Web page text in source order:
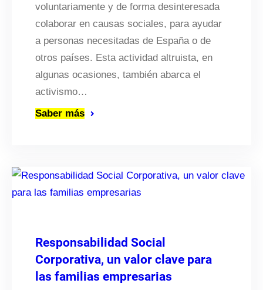
voluntariamente y de forma desinteresada
colaborar en causas sociales, para ayudar
a personas necesitadas de España o de
otros países. Esta actividad altruista, en
algunas ocasiones, también abarca el
activismo…
Saber más
Responsabilidad Social
Corporativa, un valor clave para
las familias empresarias